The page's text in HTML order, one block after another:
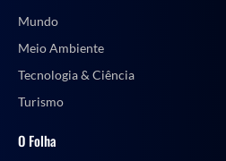
Mundo
Meio Ambiente
Tecnologia & Ciência
Turismo
O Folha